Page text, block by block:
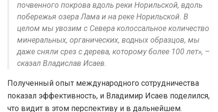
почвенного покрова вдоль реки Норильской, вдоль
побережья озера Лама и на реке Норильской. В
целом мы увозим с Севера колоссальное количество
минеральных, органических, водных образцов, мы
даже сняли срез с дерева, которому более 100 лет», –
сказал Владислав Исаев.
Полученный опыт международного сотрудничества
показал эффективность, и Владимир Исаев поделился,
что видит в этом перспективу и в дальнейшем.